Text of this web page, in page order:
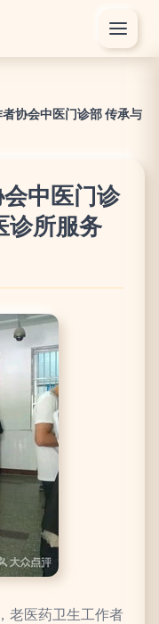
协会中医门诊部 传承与
中医门诊
诊所服务
老医药卫生工作者